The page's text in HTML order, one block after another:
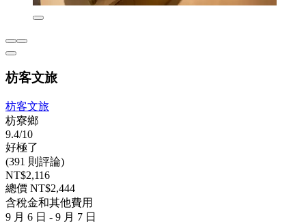
枋客文旅
枋客文旅
枋寮鄉
9.4/10
好極了
(391 則評論)
NT$2,116
總價 NT$2,444
含稅金和其他費用
9 月 6 日 - 9 月 7 日